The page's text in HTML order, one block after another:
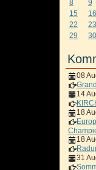
8
9
15
16
22
23
29
30
08
14
18
18
31